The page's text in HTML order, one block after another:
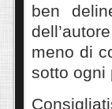
ben
meno di
sotto ogni